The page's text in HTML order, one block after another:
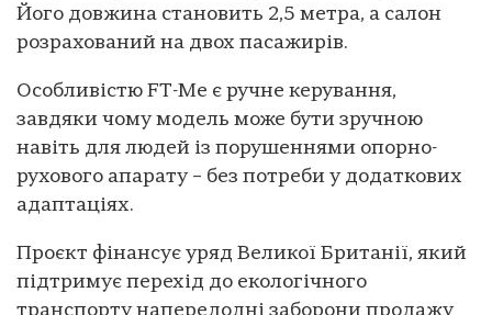
Його довжина становить 2,5 метра, а салон
розрахований на двох пасажирів.
Особливістю FT-Me є ручне керування,
завдяки чому модель може бути зручною
навіть для людей із порушеннями опорно-
рухового апарату – без потреби у додаткових
адаптаціях.
Проєкт фінансує уряд Великої Британії, який
підтримує перехід до екологічного